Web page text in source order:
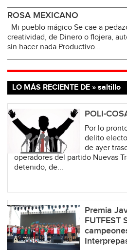
ROSA MEXICANO
Mi pueblo mágico Se cae a
creatividad, de Dinero o flojera,
sin hacer nada Productivo...
LO MÁS RECIENTE DE » saltillo
POLI-
Por lo
delito
de ayer
operadores del partido Nuevas
detenido, de...
Premia
FUTFEST